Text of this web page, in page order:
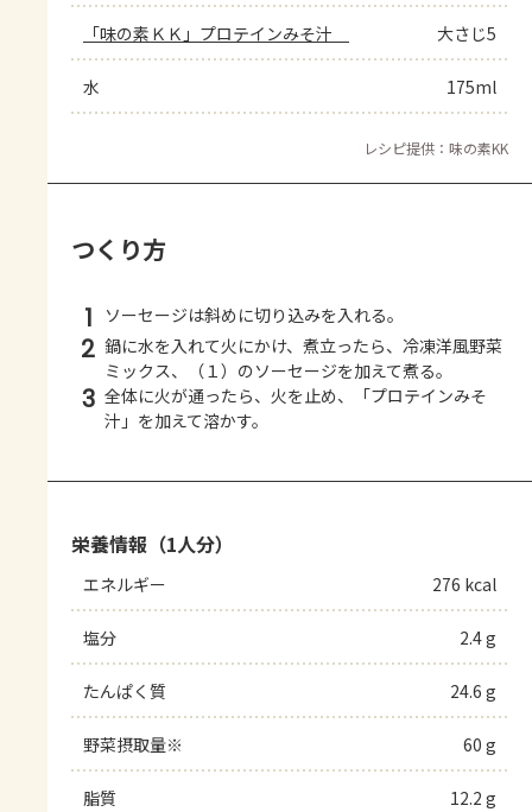
「味の素ＫＫ」プロテインみそ汁 大さじ5
水 175ml
レシピ提供：味の素KK
つくり方
1 ソーセージは斜めに切り込みを入れる。
2 鍋に水を入れて火にかけ、煮立ったら、冷凍洋風野菜
ミックス、（１）のソーセージを加えて煮る。
3 全体に火が通ったら、火を止め、「プロテインみそ
汁」を加えて溶かす。
栄養情報（1人分）
エネルギー 276 kcal
塩分 2.4 g
たんぱく質 24.6 g
野菜摂取量※ 60 g
脂質 12.2 g